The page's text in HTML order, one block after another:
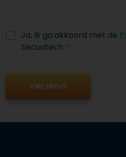
Ja, Ik ga akkoord met de
Securitech *